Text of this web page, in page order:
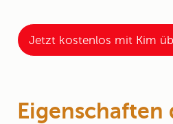
Jetzt kostenlos mit Kim
Eigenschaften